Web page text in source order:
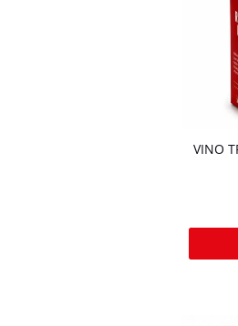
VINO